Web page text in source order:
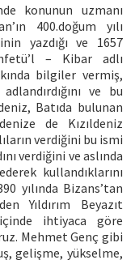
konunun uzmanı
400.doğum yılı
yazdığı ve 1657
– Kibar adlı
bilgiler vermiş,
ve bu
Batıda bulunan
de Kızıldeniz
verdiğini bu ismi
verdiğini ve aslında
kullandıklarını
yılında Bizans’tan
Yıldırım Beyazıt
içinde ihtiyaca göre
Mehmet Genç gibi
gelişme, yükselme,